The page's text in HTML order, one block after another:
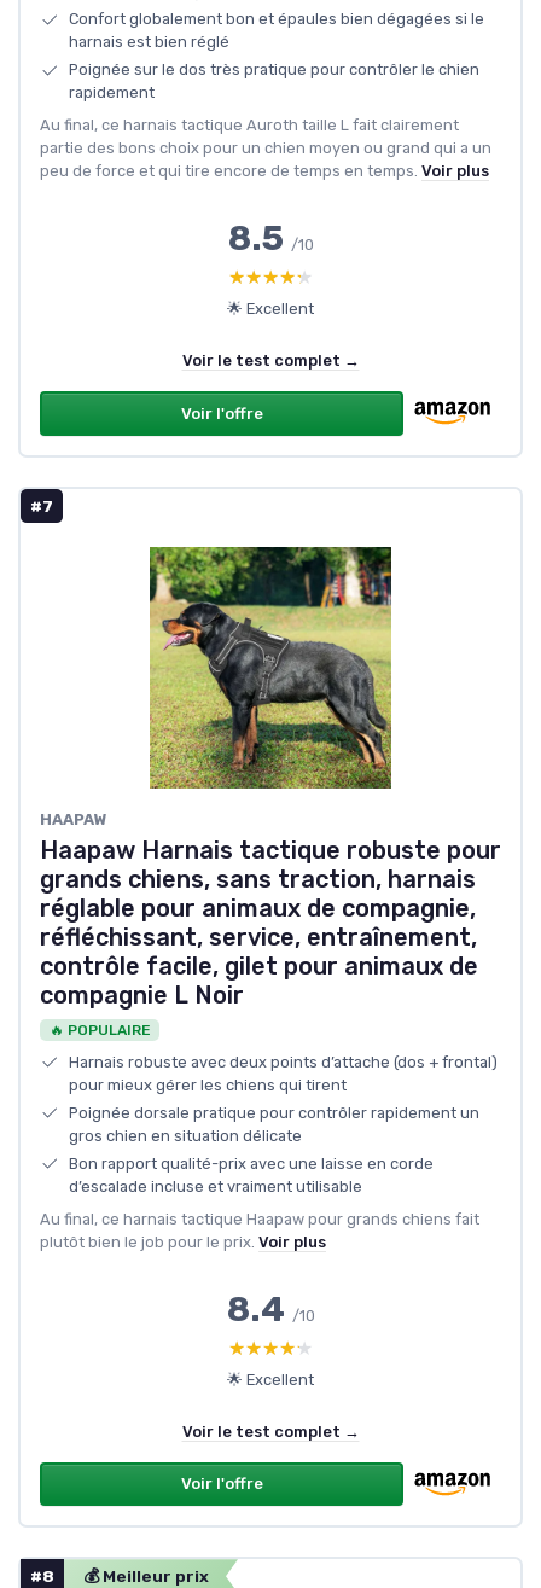
Confort globalement bon et épaules bien dégagées si le
harnais est bien réglé
Poignée sur le dos très pratique pour contrôler le chien
rapidement
Au final, ce harnais tactique Auroth taille L fait clairement
partie des bons choix pour un chien moyen ou grand qui a un
peu de force et qui tire encore de temps en temps. Voir plus
8.5 /10
★★★★★
★★★★★
🌟 Excellent
Voir le test complet →
Voir l'offre
#7
HAAPAW
Haapaw Harnais tactique robuste pour
grands chiens, sans traction, harnais
réglable pour animaux de compagnie,
réfléchissant, service, entraînement,
contrôle facile, gilet pour animaux de
compagnie L Noir
🔥 POPULAIRE
Harnais robuste avec deux points d’attache (dos + frontal)
pour mieux gérer les chiens qui tirent
Poignée dorsale pratique pour contrôler rapidement un
gros chien en situation délicate
Bon rapport qualité-prix avec une laisse en corde
d’escalade incluse et vraiment utilisable
Au final, ce harnais tactique Haapaw pour grands chiens fait
plutôt bien le job pour le prix. Voir plus
8.4 /10
★★★★★
★★★★★
🌟 Excellent
Voir le test complet →
Voir l'offre
#8 💰 Meilleur prix